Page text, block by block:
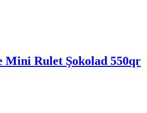
Mini Rulet Şokolad 550qr